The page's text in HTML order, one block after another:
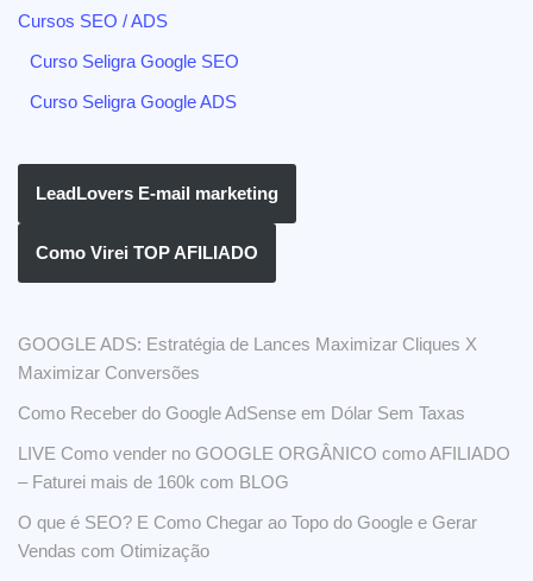
Cursos SEO / ADS
Curso Seligra Google SEO
Curso Seligra Google ADS
LeadLovers E-mail marketing
Como Virei TOP AFILIADO
GOOGLE ADS: Estratégia de Lances Maximizar Cliques X
Maximizar Conversões
Como Receber do Google AdSense em Dólar Sem Taxas
LIVE Como vender no GOOGLE ORGÂNICO como AFILIADO
– Faturei mais de 160k com BLOG
O que é SEO? E Como Chegar ao Topo do Google e Gerar
Vendas com Otimização